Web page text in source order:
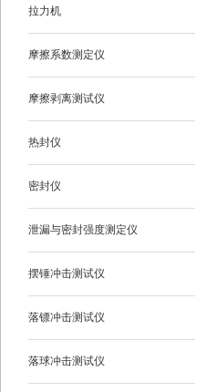
拉力机
摩擦系数测定仪
摩擦剥离测试仪
热封仪
密封仪
泄漏与密封强度测定仪
摆锤冲击测试仪
落镖冲击测试仪
落球冲击测试仪